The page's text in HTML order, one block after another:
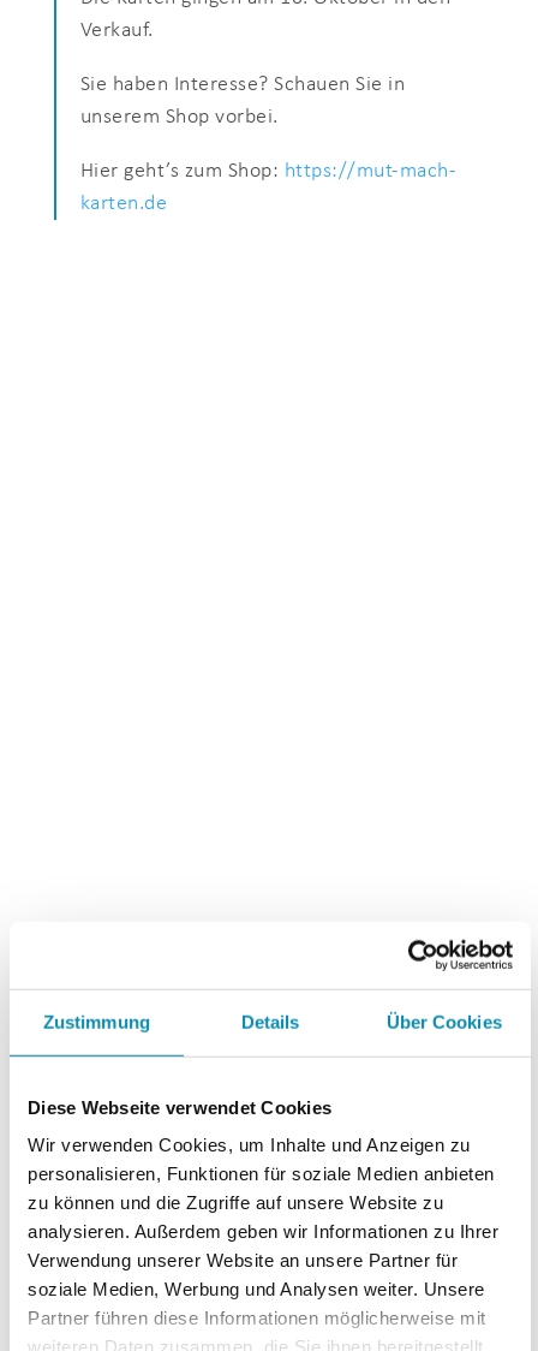
Zustimmung Details Über Cookies
Diese Webseite verwendet Cookies
Wir verwenden Cookies, um Inhalte und Anzeigen zu
personalisieren, Funktionen für soziale Medien anbieten
zu können und die Zugriffe auf unsere Website zu
analysieren. Außerdem geben wir Informationen zu Ihrer
Verwendung unserer Website an unsere Partner für
soziale Medien, Werbung und Analysen weiter. Unsere
Partner führen diese Informationen möglicherweise mit
weiteren Daten zusammen, die Sie ihnen bereitgestellt
Verkauf.
Sie haben Interesse? Schauen Sie in
unserem Shop vorbei.
Hier geht’s zum Shop: https://mut-mach-
karten.de